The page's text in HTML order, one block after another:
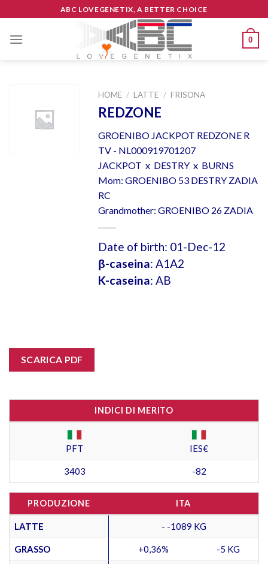
to
content
ABC LOVEGENETIX, A BETTER CHOICE
0
HOME / LATTE / FRISONA
REDZONE
GROENIBO JACKPOT REDZONE R
TV - NL000919701207
JACKPOT x DESTRY x BURNS
Mom: GROENIBO 53 DESTRY ZADIA
RC
Grandmother: GROENIBO 26 ZADIA
Date of birth: 01-Dec-12
β-caseina: A1A2
K-caseina: AB
SCARICA PDF
INDICI DI MERITO
PFT IES€
3403 -82
PRODUZIONE ITA
LATTE - -1089 KG
GRASSO +0,36% -5 KG